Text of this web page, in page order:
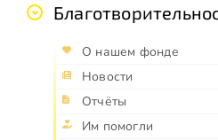
О нашем фонде
Новости
Отчёты
Им помогли